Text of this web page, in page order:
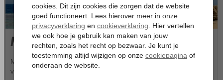
Marsa Alam
Marsa Alam was tot enkele jaren geleden een onbekend
vissersdorpje aan de Rode Zee. Vandaag de dag is deze moderne